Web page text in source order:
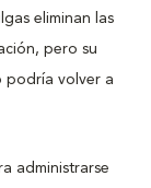
eliminan las
pero su
podría volver a
administrarse